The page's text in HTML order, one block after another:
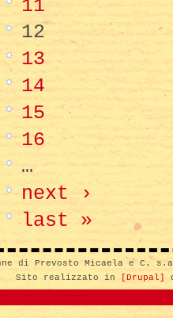
11
12
13
14
15
16
…
next ›
last »
di Prevosto Micaela e C.
Sito realizzato in
[Drupal]